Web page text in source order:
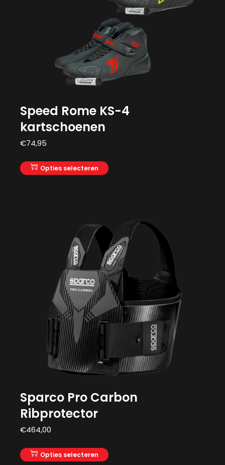
Speed Rome KS-4
kartschoenen
€74,95
Opties selecteren
Sparco Pro Carbon
Ribprotector
€464,00
Opties selecteren